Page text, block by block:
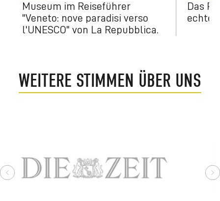
Museum im Reiseführer
"Veneto: nove paradisi verso
l'UNESCO" von La Repubblica.
Das
echte
WEITERE STIMMEN ÜBER UNS